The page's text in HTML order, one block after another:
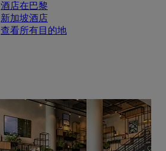
酒店在巴黎
新加坡酒店
查看所有目的地